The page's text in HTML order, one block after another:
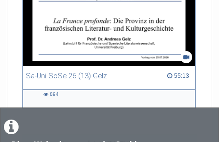
Sa-Uni SoSe 26 (13) Gelz 55:13
55:13 duration
894